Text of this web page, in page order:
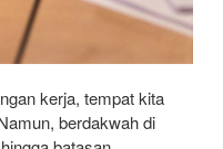
kerja, tempat kita
berdakwah di